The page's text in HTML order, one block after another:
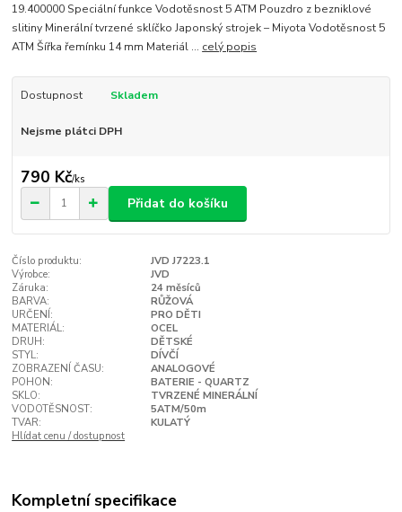
19.400000 Speciální funkce Vodotěsnost 5 ATM Pouzdro z bezniklové
slitiny Minerální tvrzené sklíčko Japonský strojek – Miyota Vodotěsnost 5
ATM Šířka řemínku 14 mm Materiál ... celý popis
Dostupnost Skladem
Nejsme plátci DPH
790 Kč/ks
Přidat do košíku
Číslo produktu:
JVD J7223.1
Výrobce:
JVD
Záruka:
24 měsíců
BARVA:
RŮŽOVÁ
URČENÍ:
PRO DĚTI
MATERIÁL:
OCEL
DRUH:
DĚTSKÉ
STYL:
DÍVČÍ
ZOBRAZENÍ ČASU:
ANALOGOVÉ
POHON:
BATERIE - QUARTZ
SKLO:
TVRZENÉ MINERÁLNÍ
VODOTĚSNOST:
5ATM/50m
TVAR:
KULATÝ
Hlídat cenu / dostupnost
Kompletní specifikace